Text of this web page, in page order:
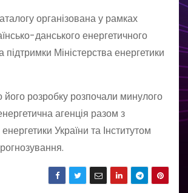
організована у рамках
данського енергетичного
підтримки Міністерства енергетики
розробку розпочали минулого
агенція разом з
України та Інститутом